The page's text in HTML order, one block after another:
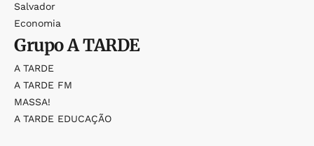
Salvador
Economia
GrupoA TARDE
A TARDE
A TARDE FM
MASSA!
A TARDE EDUCAÇÃO